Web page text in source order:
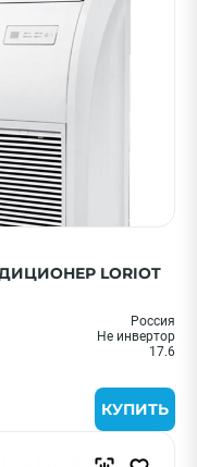
LORIOT
Россия
Не инвертор
17.6
КУПИТЬ